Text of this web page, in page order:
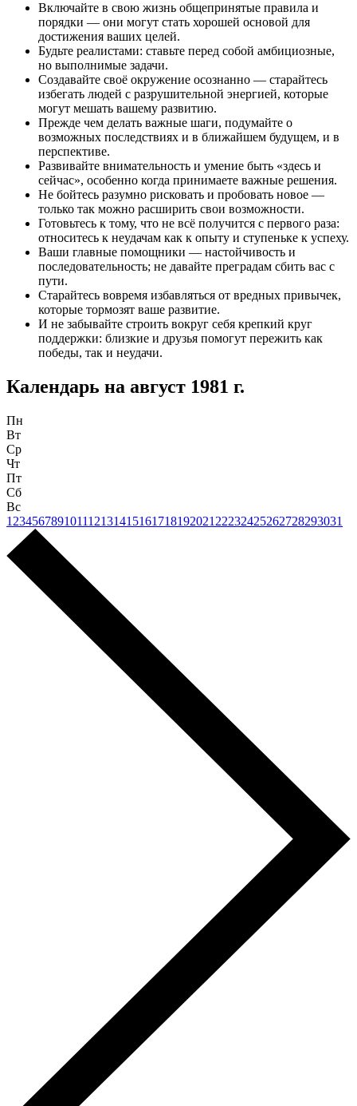
Включайте в свою жизнь общепринятые правила и
порядки — они могут стать хорошей основой для
достижения ваших целей.
Будьте реалистами: ставьте перед собой амбициозные,
но выполнимые задачи.
Создавайте своё окружение осознанно — старайтесь
избегать людей с разрушительной энергией, которые
могут мешать вашему развитию.
Прежде чем делать важные шаги, подумайте о
возможных последствиях и в ближайшем будущем, и в
перспективе.
Развивайте внимательность и умение быть «здесь и
сейчас», особенно когда принимаете важные решения.
Не бойтесь разумно рисковать и пробовать новое —
только так можно расширить свои возможности.
Готовьтесь к тому, что не всё получится с первого раза:
относитесь к неудачам как к опыту и ступеньке к успеху.
Ваши главные помощники — настойчивость и
последовательность; не давайте преградам сбить вас с
пути.
Старайтесь вовремя избавляться от вредных привычек,
которые тормозят ваше развитие.
И не забывайте строить вокруг себя крепкий круг
поддержки: близкие и друзья помогут пережить как
победы, так и неудачи.
Календарь на август 1981 г.
Пн
Вт
Ср
Чт
Пт
Сб
Вс
1 23456789101112131415161718192021 22232425262728293031